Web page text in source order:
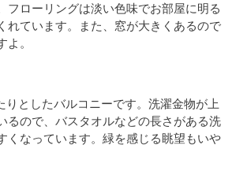
フローリングは淡い色味でお部屋に明る
れています。また、窓が大きくあるので
よ。
りとしたバルコニーです。洗濯金物が上
るので、バスタオルなどの長さがある洗
くなっています。緑を感じる眺望もいや